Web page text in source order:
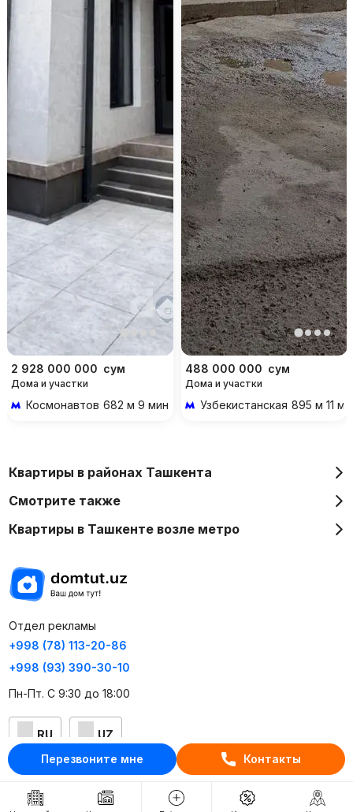
Перезвоните мне Контакты
2 928 000 000 сум
Дома и участки
Космонавтов 682 м 9 мин пешком
488 000 000 сум
Дома и участки
Узбекистанская 895 м 11
Квартиры в районах Ташкента
Смотрите также
Квартиры в Ташкенте возле метро
Отдел рекламы
+998 (78) 113-20-86
+998 (93) 390-30-10
Пн-Пт. С 9:30 до 18:00
RU UZ
Контакты
О проекте